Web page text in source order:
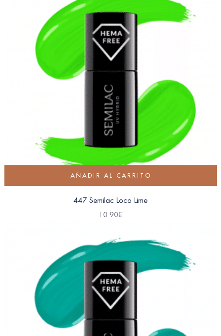
AÑADIR AL CARRITO
447 Semilac Loco Lime
10.90€